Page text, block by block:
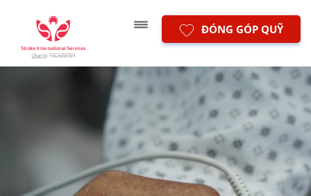
ĐÓNG GÓP QUỸ